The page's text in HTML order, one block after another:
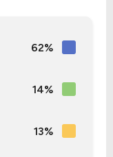
62%
14%
13%